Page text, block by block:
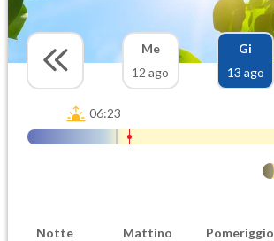
Me
12 ago
Gi
13 ago
06:23
Notte Mattino Pomeriggio